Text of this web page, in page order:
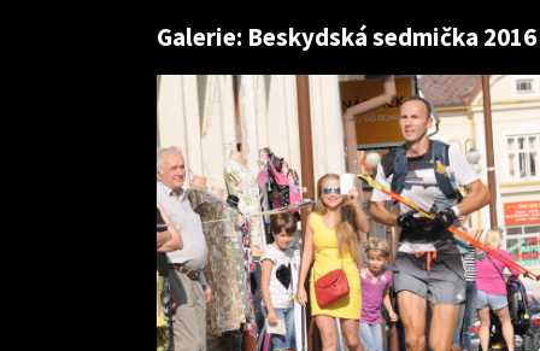
Galerie: Beskydská sedmička 2016